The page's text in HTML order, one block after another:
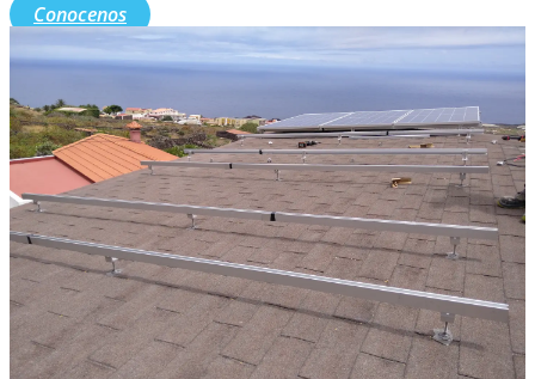
Conocenos